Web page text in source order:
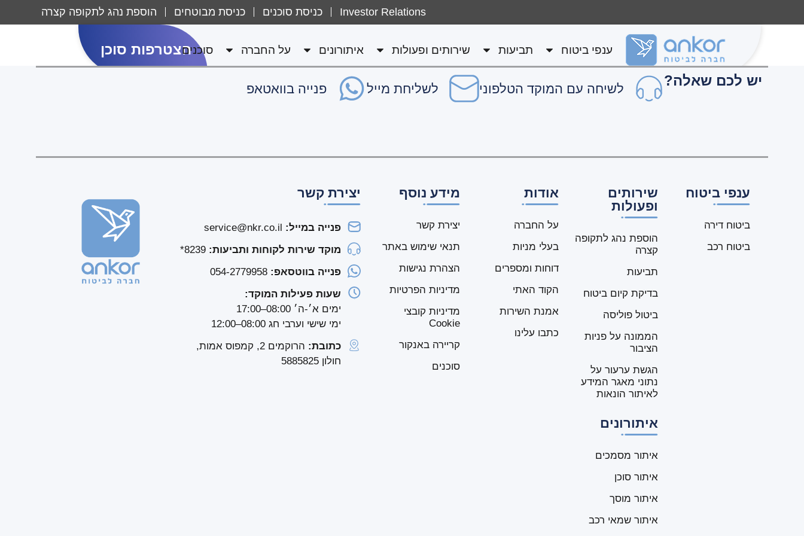
Investor Relations כניסת סוכנים כניסת מבוטחים הוספת נהג לתקופה קצרה
ענפי ביטוח תביעות שירותים ופעולות איתורונים על החברה סוכניםהצטרפות סוכן שרון רוזנבלט, עו"ד
יש לכם שאלה? לשיחה עם המוקד הטלפוני לשליחת מייל פנייה בוואטאפ
ענפי ביטוח
ביטוח דירה
ביטוח רכב
שירותים
ופעולות
הוספת נהג לתקופה
קצרה
תביעות
בדיקת קיום ביטוח
ביטול פוליסה
הממונה על פניות
הציבור
הגשת ערעור על
נתוני מאגר המידע
לאיתור הונאות
איתורונים
איתור מסמכים
איתור סוכן
איתור מוסך
איתור שמאי רכב
אודות
על החברה
בעלי מניות
דוחות ומספרים
הקוד האתי
אמנת השירות
כתבו עלינו
מידע נוסף
יצירת קשר
תנאי שימוש באתר
הצהרת נגישות
מדיניות הפרטיות
מדיניות קובצי
Cookie
קריירה באנקור
סוכנים
יצירת קשר
פנייה במייל:
מוקד שירות לקוחות ותביעות:
פנייה בווטסאפ:
שעות פעילות המוקד:
ימים א׳-ה׳ 08:00–17:00
ימי שישי וערבי חג 08:00–12:00
כתובת:
הרוקמים 2, קמפוס אמות,
חולון 5885825